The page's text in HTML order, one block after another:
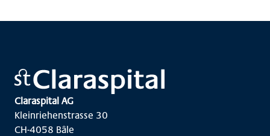
Claraspital AG
Kleinriehenstrasse 30
CH-4058 Bâle